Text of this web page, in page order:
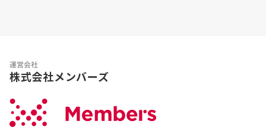
運営会社
株式会社メンバーズ